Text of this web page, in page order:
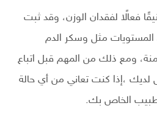
فعالًا لفقدان الوزن، وقد ثبت
مثل وسكر الدم
ومع ذلك من المهم قبل اتباع
لديك ،إذا كنت تعاني من أي حالة
الخاص بك.